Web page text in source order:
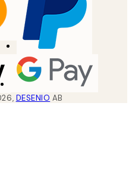
, DESENIO AB